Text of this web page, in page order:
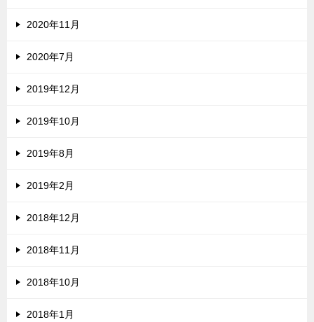
2020年11月
2020年7月
2019年12月
2019年10月
2019年8月
2019年2月
2018年12月
2018年11月
2018年10月
2018年1月